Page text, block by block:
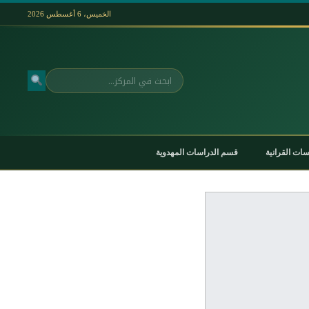
الخميس، 6 أغسطس 2026
بحث
القرانية قسم الدراسات المهدوية